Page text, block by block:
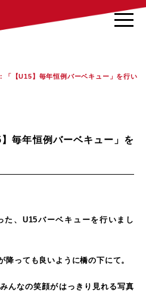
「【U15】毎年恒例バーベキュー」を行い
毎年恒例バーベキュー」を
、U15バーベキューを行いまし
降っても良いように橋の下にて。
んなの笑顔がはっきり見れる写真